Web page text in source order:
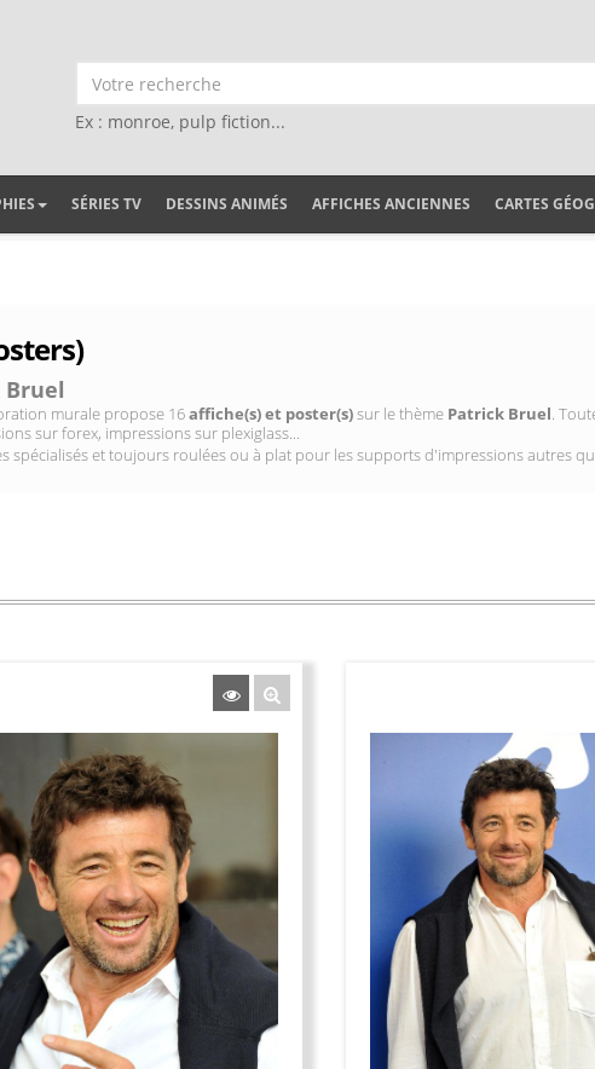
Ex : monroe, pulp fiction...
SÉRIES TV DESSINS ANIMÉS AFFICHES ANCIENNES CARTES
murale propose 16affiche(s) et poster(s)sur le thème Patrick Bruel.
sur forex, impressions sur plexiglass...
spécialisés et toujours roulées ou à plat pour les supports d'impressions autres